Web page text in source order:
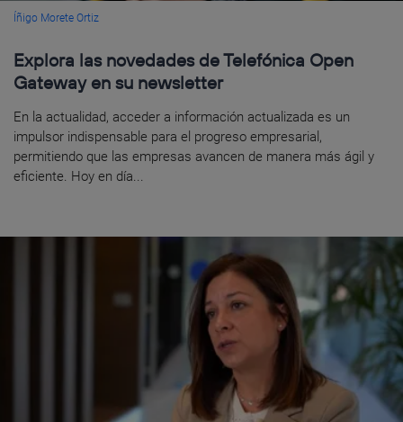
Íñigo Morete Ortiz
Explora las novedades de Telefónica Open
Gateway en su newsletter
En la actualidad, acceder a información actualizada es un
impulsor indispensable para el progreso empresarial,
permitiendo que las empresas avancen de manera más ágil y
eficiente. Hoy en día...